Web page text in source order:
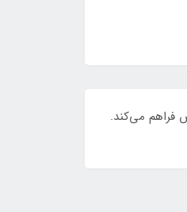
فراهم می‌کند.